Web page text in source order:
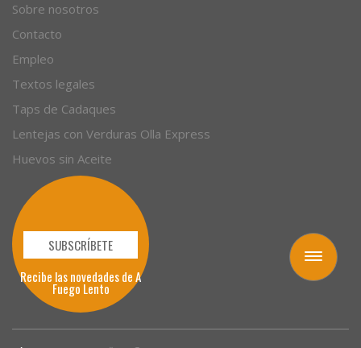
Toggle
navigation
Sobre nosotros
Contacto
Empleo
Textos legales
Taps de Cadaques
Lentejas con Verduras Olla Express
Huevos sin Aceite
SUBSCRÍBETE
Recibe las novedades de A
Fuego Lento